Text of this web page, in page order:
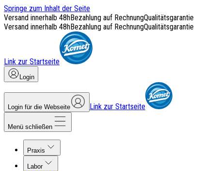
Springe zum Inhalt der Seite
Versand innerhalb 48hBezahlung auf RechnungQualitätsgarantie
Versand innerhalb 48hBezahlung auf RechnungQualitätsgarantie
Link zur Startseite
Login
Login für die Webseite Link zur Startseite
Menü schließen
Praxis
Labor